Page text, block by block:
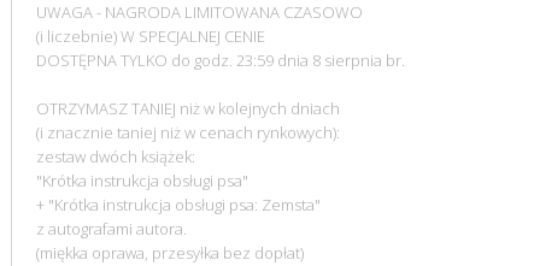
UWAGA - NAGRODA LIMITOWANA CZASOWO
(i liczebnie) W SPECJALNEJ CENIE
DOSTĘPNA TYLKO do godz. 23:59 dnia 8 sierpnia br.
OTRZYMASZ TANIEJ niż w kolejnych dniach
(i znacznie taniej niż w cenach rynkowych):
zestaw dwóch książek:
"Krótka instrukcja obsługi psa"
+ "Krótka instrukcja obsługi psa: Zemsta"
z autografami autora.
(miękka oprawa, przesyłka bez dopłat)